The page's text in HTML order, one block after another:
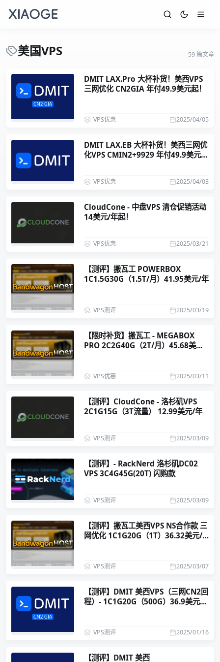
美国VPS 59 篇文章
DMIT LAX.Pro 大杯补货！美西VPS
三网优化 CN2GIA 年付49.9美元起！
2025/04/05
VPS优惠
DMIT LAX.EB 大杯补货！美西三网优
化VPS CMIN2+9929 年付49.9美元
2025/04/03
VPS优惠
CloudCone - 中盘VPS 清仓促销活动
14美元/年起！
2025/03/21
VPS优惠
【测评】搬瓦工 POWERBOX
1C1.5G30G（1.5T/月）41.95美元/年
2025/03/19
VPS测评
【限时补货】搬瓦工 - MEGABOX
PRO 2C2G40G（2T/月）45.68美元/
2025/03/11
VPS优惠
【测评】CloudCone - 洛杉矶VPS
2C1G15G（3T流量） 12.99美元/年
2025/03/09
VPS测评
【测评】- RackNerd 洛杉矶DC02
VPS 3C4G45G(20T) 闪购款
2025/03/09
VPS测评
【测评】搬瓦工美西VPS NS合作款 三
网优化 1C1G20G（1T）36.32美元/
2025/03/07
VPS测评
【测评】DMIT 美西VPS（三网CN2回
程）- 1C1G20G（500G）36.9美元/
2025/01/16
VPS测评
【测评】DMIT 美西